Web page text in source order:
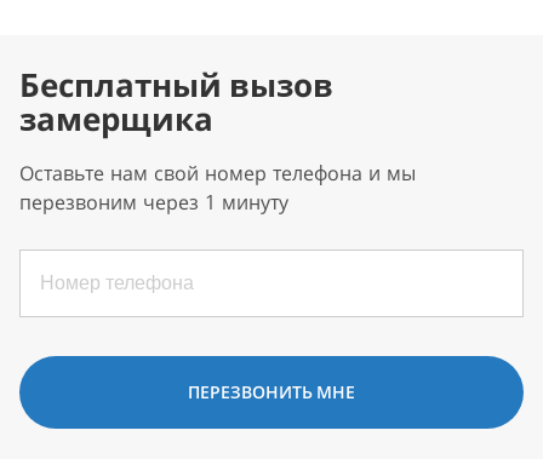
Бесплатный вызов
замерщика
Оставьте нам свой номер телефона и мы
перезвоним через 1 минуту
ПЕРЕЗВОНИТЬ МНЕ